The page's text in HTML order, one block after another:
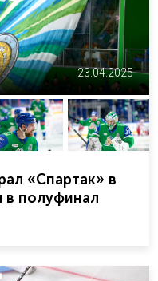
23.04.2025
«Спартак» в
в полуфинал